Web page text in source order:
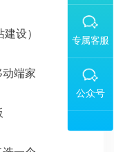
设）
端家